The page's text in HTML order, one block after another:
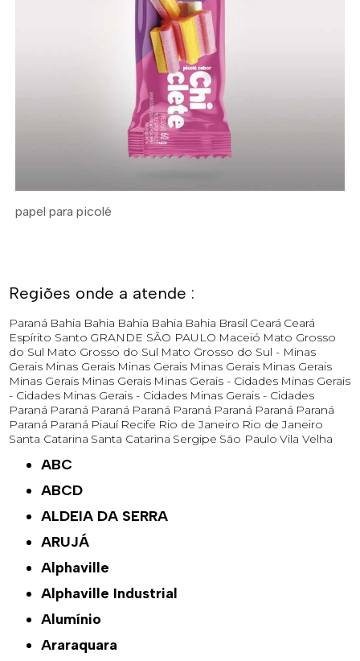
papel para picolé
Regiões onde a atende :
Paraná Bahia Bahia Bahia Bahia Bahia Brasil Ceará Ceará
Espírito Santo GRANDE SÃO PAULO Maceió Mato Grosso
do Sul Mato Grosso do Sul Mato Grosso do Sul - Minas
Gerais Minas Gerais Minas Gerais Minas Gerais Minas Gerais
Minas Gerais Minas Gerais Minas Gerais - Cidades Minas Gerais
- Cidades Minas Gerais - Cidades Minas Gerais - Cidades
Paraná Paraná Paraná Paraná Paraná Paraná Paraná Paraná
Paraná Paraná Piauí Recife Rio de Janeiro Rio de Janeiro
Santa Catarina Santa Catarina Sergipe São Paulo Vila Velha
ABC
ABCD
ALDEIA DA SERRA
ARUJÁ
Alphaville
Alphaville Industrial
Alumínio
Araraquara